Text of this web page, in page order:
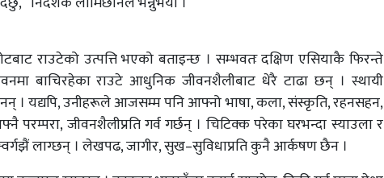
राउटेको उत्पत्ति भएको बताइन्छ । सम्भवतः दक्षिण एसियाकै फिरन्ते
बाचिरहेका राउटे आधुनिक जीवनशैलीबाट धेरै टाढा छन् । स्थायी
। यद्यपि, उनीहरूले आजसम्म पनि आफ्नो भाषा, कला, संस्कृति, रहनसहन,
जीवनशैलीप्रति गर्व गर्छन् । चिटिक्क परेका घरभन्दा स्याउला र
लाग्छन् । लेखपढ, जागीर, सुख–सुविधाप्रति कुनै आर्कषण छैन ।